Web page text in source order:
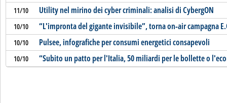
11/10 Utility nel mirino dei cyber criminali: analisi di CybergON
10/10 “L'impronta del gigante invisibile”, torna on-air campagna
10/10 Pulsee, infografiche per consumi energetici consapevoli
10/10 “Subito un patto per l'Italia, 50 miliardi per le bollette o